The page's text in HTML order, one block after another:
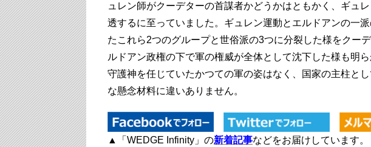
ュレン師がクーデターの首謀者かどうかはともかく、ギュ
透するに至っていました。ギュレン運動とエルドアンの一
たこれら2つのグループと世俗派の3つに分裂した様をクー
ルドアン政権の下で軍の権威が全体として沈下した様も明
守護神を任じていたかつての軍の姿はなく、国家の主柱と
な懸念材料に違いありません。
▲「WEDGE Infinity」の新着記事などをお届けしています。